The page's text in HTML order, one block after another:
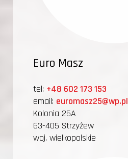
Euro Masz
tel: +48 602 173 153
email: euromasz25@wp.pl
Kolonia 25A
63-405 Strzyżew
woj. wielkopolskie